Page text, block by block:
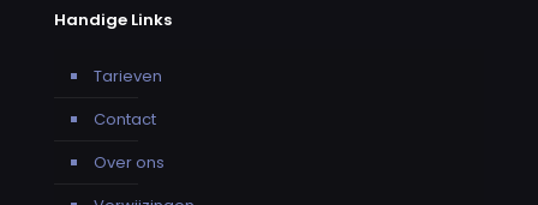
Handige Links
Tarieven
Contact
Over ons